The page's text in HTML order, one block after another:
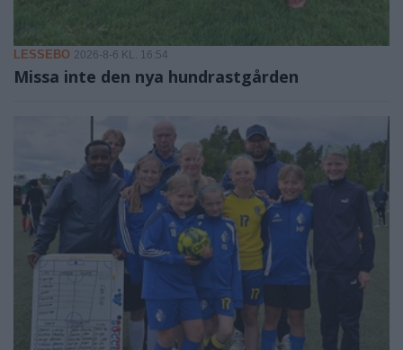
LESSEBO 2026-8-6 KL. 16:54
Missa inte den nya hundrastgården